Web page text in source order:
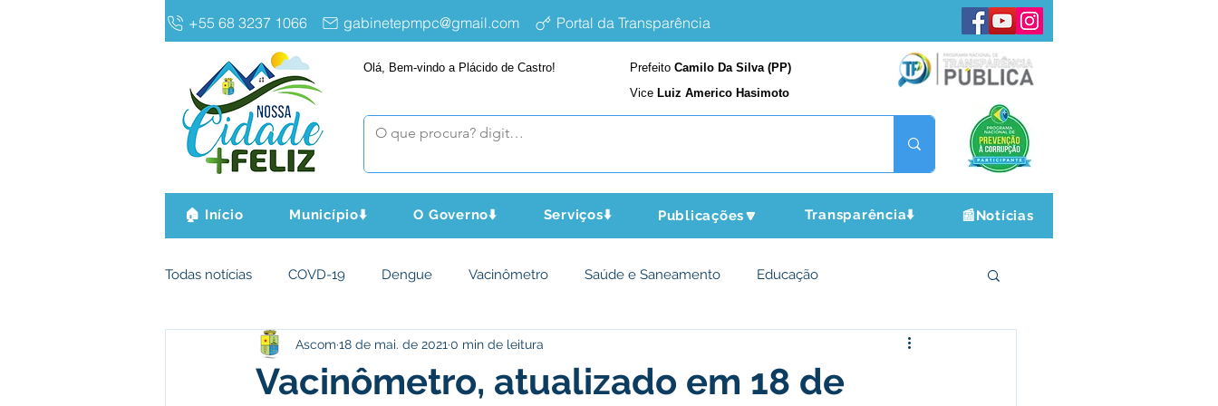
+55 68 3237 1066 gabinetepmpc@gmail.com Portal da Transparência
Olá, Bem-vindo a Plácido de Castro! Prefeito Camilo Da Silva (PP)
Vice Luiz Americo Hasimoto
🏠 Início Município⬇️ O Governo⬇️ Serviços⬇️ Publicações🔽 Transparência⬇️ 📰Notícias
Todas notícias COVD-19 Dengue Vacinômetro Saúde e Saneamento Educação
Infraestrutura e Obras Agricultura e Meio Ambiente
Vacinômetro, atualizado em 18 de
Ascom 18 de mai. de 2021 0 min de leitura